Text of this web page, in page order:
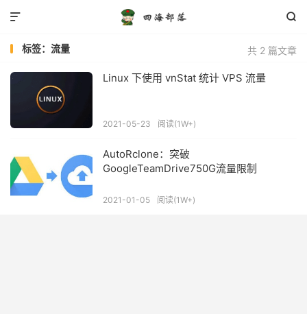


共 2 篇文章
标签：流量
Linux 下使用 vnStat 统计 VPS 流量
2021-05-23 阅读(1W+)
AutoRclone：突破
GoogleTeamDrive750G流量限制
2021-01-05 阅读(1W+)